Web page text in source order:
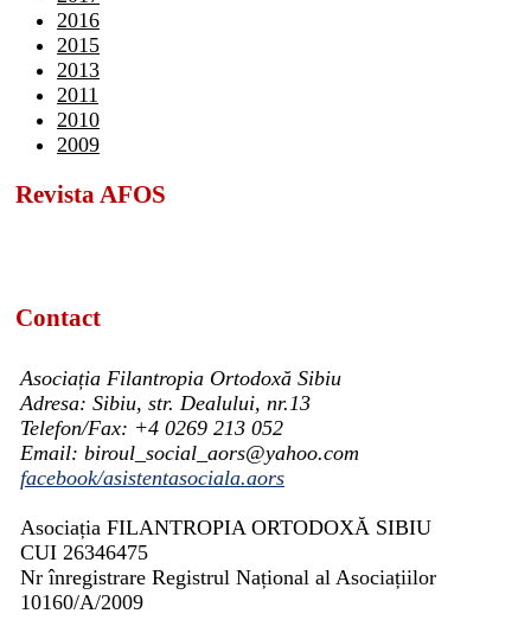
2016
2015
2013
2011
2010
2009
Revista AFOS
Contact
Asociația Filantropia Ortodoxă Sibiu
Adresa: Sibiu, str. Dealului, nr.13
Telefon/Fax: +4 0269 213 052
Email: biroul_social_aors@yahoo.com
facebook/asistentasociala.aors
Asociația FILANTROPIA ORTODOXĂ SIBIU
CUI 26346475
Nr înregistrare Registrul Național al Asociațiilor
10160/A/2009